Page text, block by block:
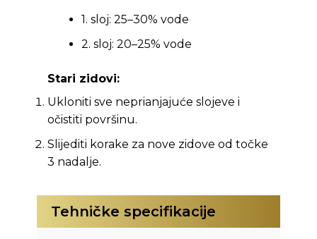
1. sloj: 25–30% vode
2. sloj: 20–25% vode
Stari zidovi:
Ukloniti sve neprianjajuće slojeve i
očistiti površinu.
Slijediti korake za nove zidove od točke
3 nadalje.
Tehničke specifikacije